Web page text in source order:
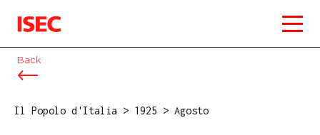
ISEC
Back
Il Popolo d'Italia > 1925 > Agosto